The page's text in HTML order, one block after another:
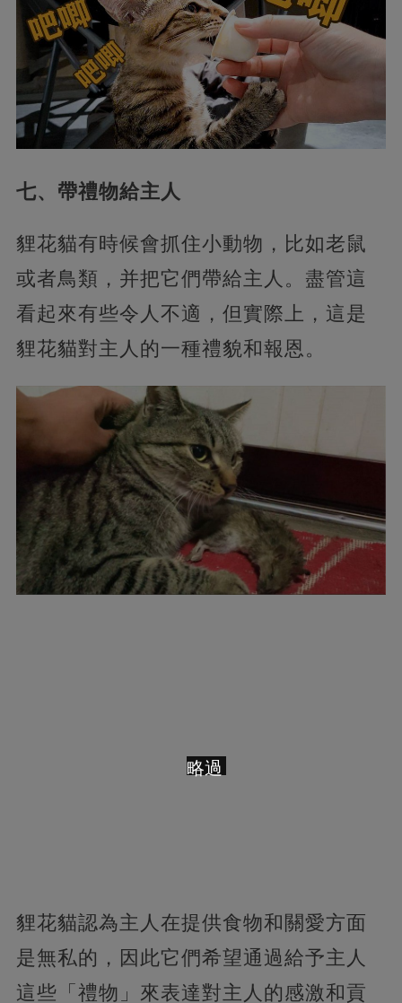
七、帶禮物給主人
貍花貓有時候會抓住小動物，比如老鼠
或者鳥類，并把它們帶給主人。盡管這
看起來有些令人不適，但實際上，這是
貍花貓對主人的一種禮貌和報恩。
貍花貓認為主人在提供食物和關愛方面
是無私的，因此它們希望通過給予主人
這些「禮物」來表達對主人的感激和貢
略過